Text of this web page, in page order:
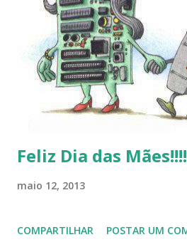
de desejar a todos Boas Festas e
estar juntos novamente. Feliz
Feliz Dia das Mães!!!!
maio 12, 2013
COMPARTILHAR POSTAR UM